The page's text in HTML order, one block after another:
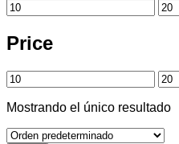
Price
Mostrando el único resultado